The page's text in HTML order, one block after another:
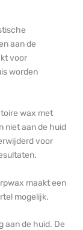
aan de
voor
worden
wax met
niet aan de huid
voor
maakt een
mogelijk.
aan de huid. De